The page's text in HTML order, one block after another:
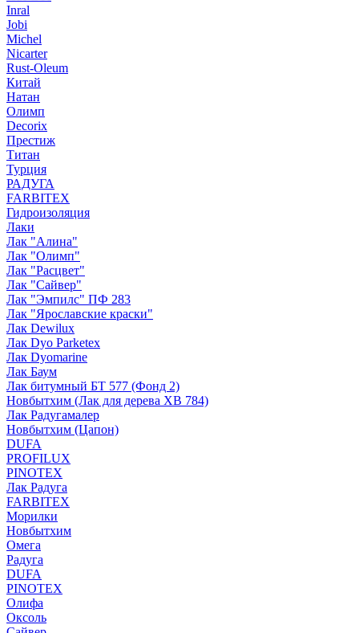
Inral
Jobi
Michel
Nicarter
Rust-Oleum
Китай
Натан
Олимп
Decorix
Престиж
Титан
Турция
РАДУГА
FARBITEX
Гидроизоляция
Лаки
Лак "Алина"
Лак "Олимп"
Лак "Расцвет"
Лак "Сайвер"
Лак "Эмпилс" ПФ 283
Лак "Ярославские краски"
Лак Dewilux
Лак Dyo Parketex
Лак Dyomarine
Лак Баум
Лак битумный БТ 577 (Фонд 2)
Новбытхим (Лак для дерева ХВ 784)
Лак Радугамалер
Новбытхим (Цапон)
DUFA
PROFILUX
PINOTEX
Лак Радуга
FARBITEX
Морилки
Новбытхим
Омега
Радуга
DUFA
PINOTEX
Олифа
Оксоль